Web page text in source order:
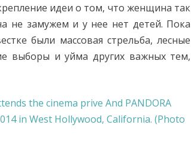
идеи о том, что женщина так
не замужем и у нее нет детей. Пока
были массовая стрельба, лесные
выборы и уйма других важных тем,